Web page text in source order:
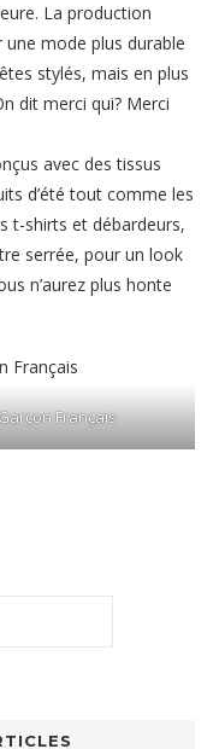
La production
une mode plus durable
stylés, mais en plus
dit merci qui? Merci
avec des tissus
d’été tout comme les
t-shirts et débardeurs,
serrée, pour un look
n’aurez plus honte
Français